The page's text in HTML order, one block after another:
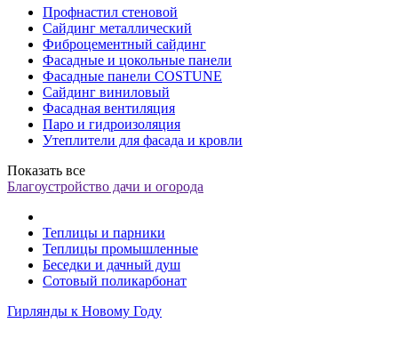
Профнастил стеновой
Сайдинг металлический
Фиброцементный сайдинг
Фасадные и цокольные панели
Фасадные панели COSTUNE
Сайдинг виниловый
Фасадная вентиляция
Паро и гидроизоляция
Утеплители для фасада и кровли
Показать все
Благоустройство дачи и огорода
Теплицы и парники
Теплицы промышленные
Беседки и дачный душ
Сотовый поликарбонат
Гирлянды к Новому Году